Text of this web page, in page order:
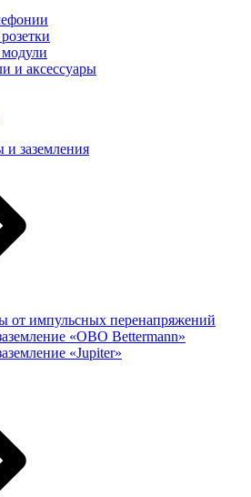
и аксессуары
заземления
от импульсных перенапряжений
«OBO Bettermann»
«Jupiter»